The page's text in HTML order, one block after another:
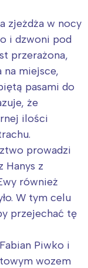
zjeżdża w nocy
i dzwoni pod
przerażona,
na miejsce,
pasami do
że
ilości
prowadzi
Hanys z
również
W tym celu
przejechać tę
Piwko i
wozem